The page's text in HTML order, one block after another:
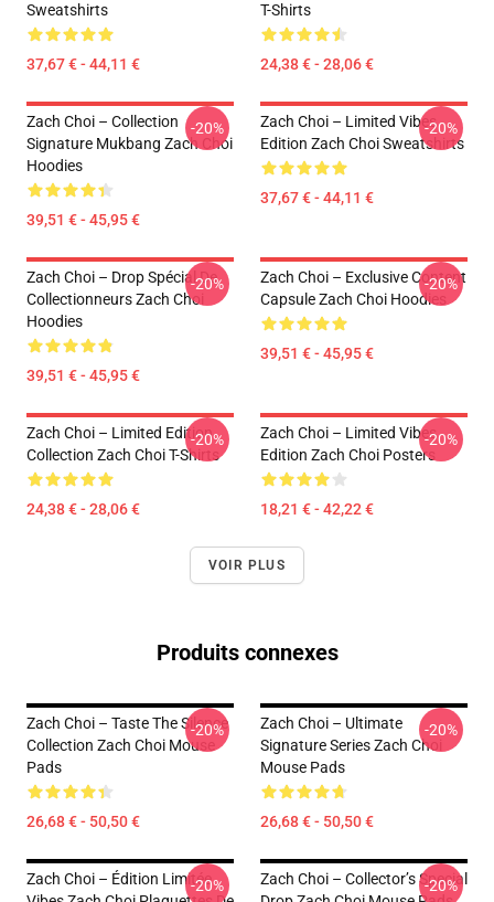
Sweatshirts
37,67 € - 44,11 €
T-Shirts
24,38 € - 28,06 €
Zach Choi – Collection
Signature Mukbang Zach Choi
Hoodies
39,51 € - 45,95 €
-20%
Zach Choi – Limited Vibes
Edition Zach Choi Sweatshirts
37,67 € - 44,11 €
-20%
Zach Choi – Drop Spécial De
Collectionneurs Zach Choi
Hoodies
39,51 € - 45,95 €
-20%
Zach Choi – Exclusive Content
Capsule Zach Choi Hoodies
39,51 € - 45,95 €
-20%
Zach Choi – Limited Edition
Collection Zach Choi T-Shirts
24,38 € - 28,06 €
-20%
Zach Choi – Limited Vibes
Edition Zach Choi Posters
18,21 € - 42,22 €
-20%
VOIR PLUS
Produits connexes
Zach Choi – Taste The Silence
Collection Zach Choi Mouse
Pads
26,68 € - 50,50 €
-20%
Zach Choi – Ultimate
Signature Series Zach Choi
Mouse Pads
26,68 € - 50,50 €
-20%
Zach Choi – Édition Limitée
-20%
Zach Choi – Collector’s Special
-20%